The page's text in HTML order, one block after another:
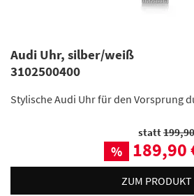
Audi Uhr, silber/weiß
3102500400
Stylische Audi Uhr für den Vorsprung
statt
% 189,90
ZUM PRODUKT